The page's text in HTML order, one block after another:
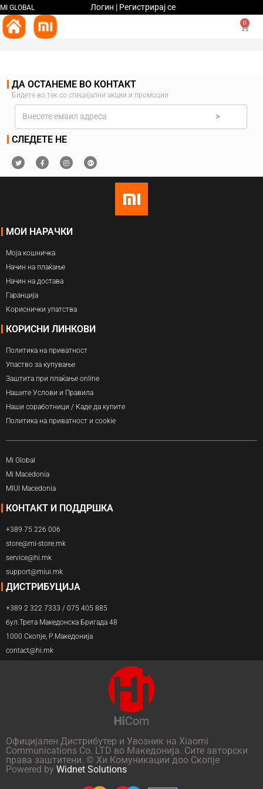
MI GLOBAL Логин | Регистрирај се
0
ДА ОСТАНЕМЕ ВО КОНТАКТ
Бидете во тек со специјални акции и промоции
>
СЛЕДЕТЕ НЕ
МОИ НАРАЧКИ
Моја кошничка
Начин на плаќање
Начин на достава
Гаранција
Кориснички упатства
КОРИСНИ ЛИНКОВИ
Политика на приватност
Упаство за купување
Заштита при плаќање online
Нашите Услови и Правила
Наши соработници / Каде да купите
Политика на приватност и cookie
Mi Global
Mi Macedonia
MIUI Macedonia
КОНТАКТ И ПОДДРШКА
+389 75 226 006
store@mi-store.mk
service@hi.mk
support@miui.mk
ДИСТРИБУЦИЈА
+389 2 322 7333 / 075 405 885
бул.Трета Македонска Бригада 48
1000 Скопје, Р.Македонија
contact@hi.mk
Официјален Дистрибутер и Увозник на Xiaomi
Communications Co. LTD во Македонија. Сите авторски
права заштитени. © Хи Комуникации доо Скопје
Powered by Widnet Solutions